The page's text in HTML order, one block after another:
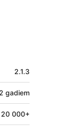
2.1.3
2 gadiem
20 000+